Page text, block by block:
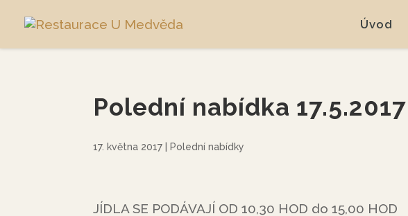
Úvod
Polední nabídka 17.5.2017
17. května 2017 Polední nabídky
JÍDLA SE PODÁVAJÍ OD 10,30 HOD do 15,00 HOD